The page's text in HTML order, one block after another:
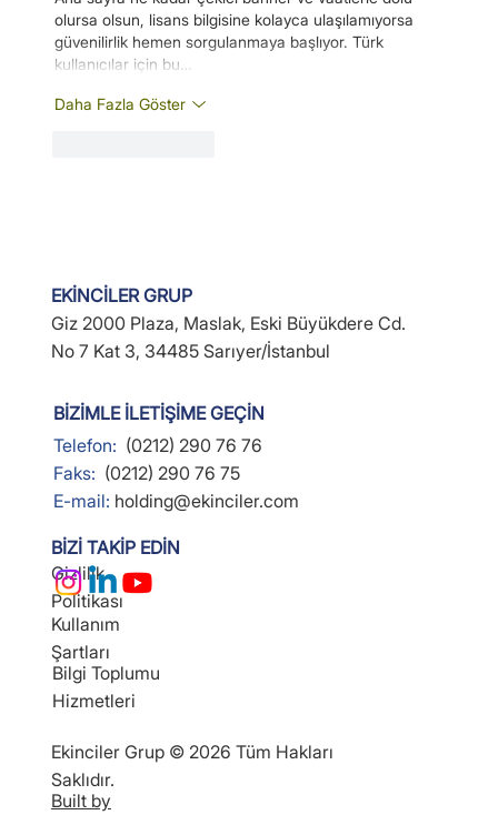
Gizlilik
Politikası
Kullanım
Şartları
Bilgi Toplumu
Hizmetleri
Ekinciler Grup © 2026 Tüm Hakları
Saklıdır.
Built by
BİZİMLE İLETİŞİME GEÇİN
Telefon: (0212) 290 76 76
Faks: (0212) 290 76 75
E-mail: holding@ekinciler.com
BİZİ TAKİP EDİN
EKİNCİLER GRUP
Giz 2000 Plaza, Maslak, Eski Büyükdere Cd.
No 7 Kat 3, 34485 Sarıyer/İstanbul
olursa olsun, lisans bilgisine kolayca ulaşılamıyorsa
güvenilirlik hemen sorgulanmaya başlıyor. Türk
kullanıcılar için bu…
Daha Fazla Göster